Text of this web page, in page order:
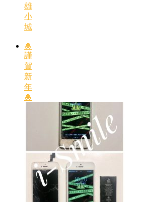
雄
小
城
🎍
謹
賀
新
年
🎍